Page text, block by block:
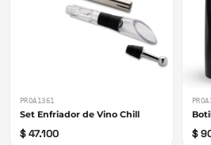
PROA1361
Set Enfriador de Vino Chill
$ 47.100 $